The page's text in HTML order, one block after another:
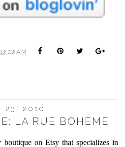
12:02 AM
23, 2010
LA RUE BOHEME
on Etsy that specializes in